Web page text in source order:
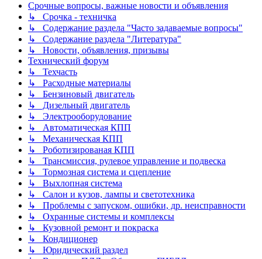
Срочные вопросы, важные новости и объявления
↳ Срочка - техничка
↳ Содержание раздела "Часто задаваемые вопросы"
↳ Содержание раздела "Литература"
↳ Новости, объявления, призывы
Технический форум
↳ Техчасть
↳ Расходные материалы
↳ Бензиновый двигатель
↳ Дизельный двигатель
↳ Электрооборудование
↳ Автоматическая КПП
↳ Механическая КПП
↳ Роботизированая КПП
↳ Трансмиссия, рулевое управление и подвеска
↳ Тормозная система и сцепление
↳ Выхлопная система
↳ Салон и кузов, лампы и светотехника
↳ Проблемы с запуском, ошибки, др. неисправности
↳ Охранные системы и комплексы
↳ Кузовной ремонт и покраска
↳ Кондиционер
↳ Юридический раздел